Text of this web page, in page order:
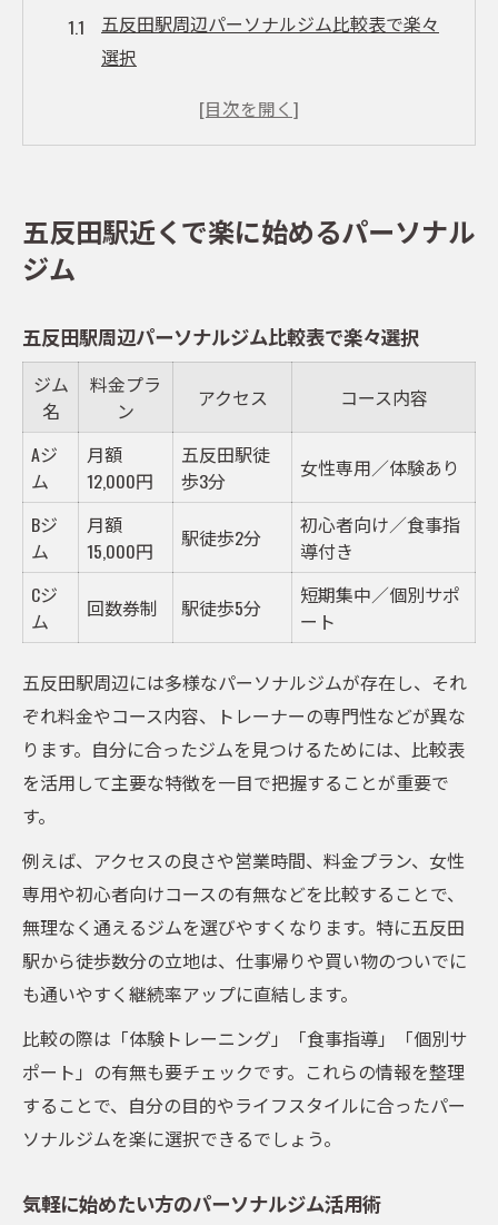
五反田駅周辺パーソナルジム比較表で楽々
選択
気軽に始めたい方のパーソナルジム活用術
楽に通える五反田駅近パーソナルジムの特
姿勢改善とダイエット両立パーソナルジム
の効果
五反田駅エリアで叶う健康的な体づくりの
秘訣
パーソナルジム活用で楽にボディメイク成
功へ
ダイエット成果と姿勢変化の体験例まとめ
専門トレーナーが導く効率的なプログラム
無理せず続ける五反田駅のジム活用法
五反田駅利用者向けパーソナルジム通い方
比較
忙しい女性におすすめのジム活用テクニッ
ク
無理なく継続するための時間管理術
自分に合ったパーソナルジムの選択ポイン
ト
女性人気のパーソナルジムで楽々ダイエット
女性支持の高いパーソナルジム特徴比較表
五反田パーソナルジム女性専用コースの魅
力
楽に始めるダイエットサポートの実態
女性が安心して通えるジム選びのコツ
パーソナルジムで叶う理想のボディライン
五反田駅近くで楽に始めるパーソナル
ジム
五反田駅周辺パーソナルジム比較表で楽々選択
ジム
名
料金プラ
ン
アクセス コース内容
Aジ
ム
月額
12,000円
五反田駅徒
歩3分
女性専用／体験あり
Bジ
ム
月額
15,000円
駅徒歩2分
初心者向け／食事指
導付き
Cジ
ム
回数券制 駅徒歩5分
短期集中／個別サポ
ート
五反田駅周辺には多様なパーソナルジムが存在し、それ
ぞれ料金やコース内容、トレーナーの専門性などが異な
ります。自分に合ったジムを見つけるためには、比較表
を活用して主要な特徴を一目で把握することが重要で
す。
例えば、アクセスの良さや営業時間、料金プラン、女性
専用や初心者向けコースの有無などを比較することで、
無理なく通えるジムを選びやすくなります。特に五反田
駅から徒歩数分の立地は、仕事帰りや買い物のついでに
も通いやすく継続率アップに直結します。
比較の際は「体験トレーニング」「食事指導」「個別サ
ポート」の有無も要チェックです。これらの情報を整理
することで、自分の目的やライフスタイルに合ったパー
ソナルジムを楽に選択できるでしょう。
気軽に始めたい方のパーソナルジム活用術